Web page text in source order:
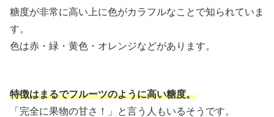
糖度が非常に高い上に色がカラフルなことで知られていま
す。
色は赤・緑・黄色・オレンジなどがあります。
特徴はまるでフルーツのように高い糖度。
「完全に果物の甘さ！」と言う人もいるそうです。